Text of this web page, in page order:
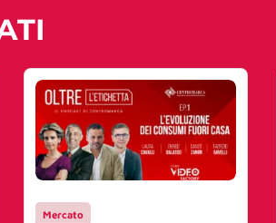
Mercato